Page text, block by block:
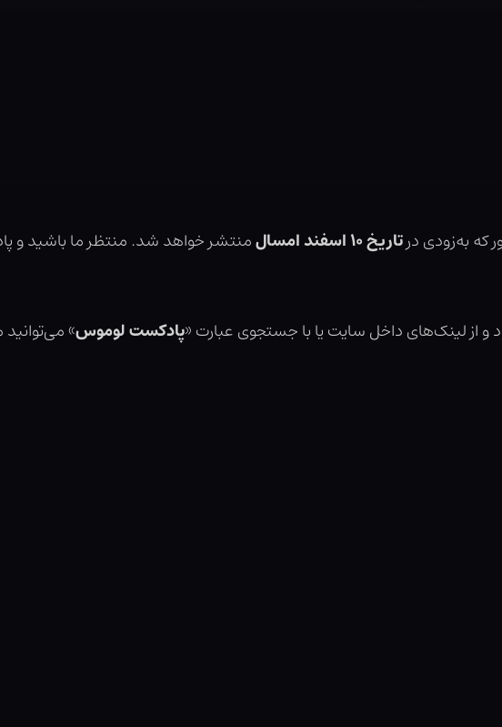
که به‌زودی درتاریخ ۱۰ اسفند امسال
منتشر خواهد شد. منتظر ما باشید و
از لینک‌های داخل سایت یا با جستجوی عبارت «پادکست لوموس» می‌توانید